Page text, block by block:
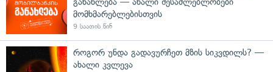
მომხმარებლებისთვის
9 საათის წინ
როგორ უნდა გადავურჩეთ მზის სიკვდილს? —
ახალი კვლევა